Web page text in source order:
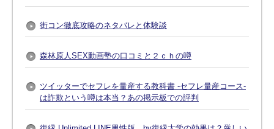
街コン徹底攻略のネタバレと体験談
森林原人SEX動画塾の口コミと２ｃｈの噂
ツイッターでセフレを量産する教科書 -セフレ量産コース-
は詐欺という噂は本当？あの掲示板での評判